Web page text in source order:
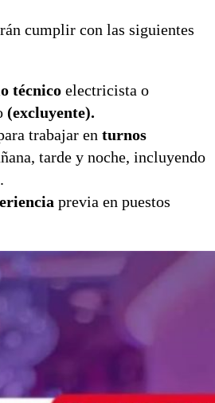
cumplir con las siguientes
técnico electricista o
(excluyente).
trabajar en turnos
tarde y noche, incluyendo
previa en puestos